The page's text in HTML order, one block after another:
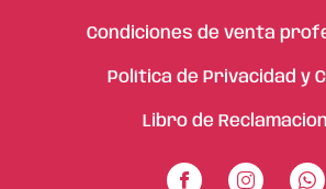
Condiciones de venta
Política de Privacidad y
Libro de